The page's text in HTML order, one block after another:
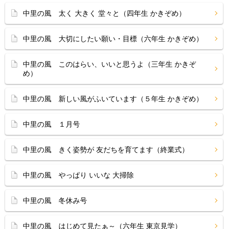
中里の風 太く 大きく 堂々と（四年生 かきぞめ）
中里の風 大切にしたい願い・目標（六年生 かきぞめ）
中里の風 このはらい、いいと思うよ（三年生 かきぞ
め）
中里の風 新しい風がふいています（５年生 かきぞめ）
中里の風 １月号
中里の風 きく姿勢が 友だちを育てます（終業式）
中里の風 やっぱり いいな 大掃除
中里の風 冬休み号
中里の風 はじめて見たぁ～（六年生 東京見学）